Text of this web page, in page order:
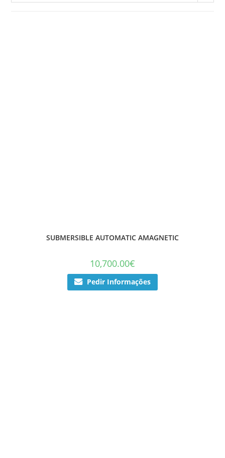
SUBMERSIBLE AUTOMATIC AMAGNETIC
10,700.00€
Pedir Informações